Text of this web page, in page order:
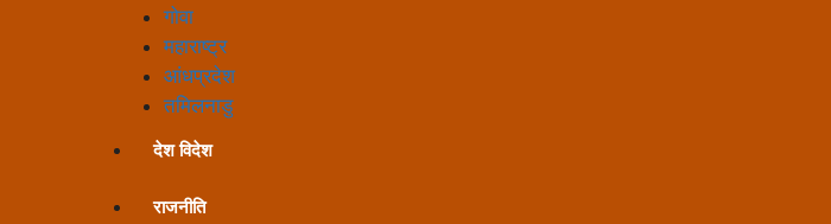
गोवा
महाराष्ट्र
आंधप्रदेश
तमिलनाडु
देश विदेश
राजनीति